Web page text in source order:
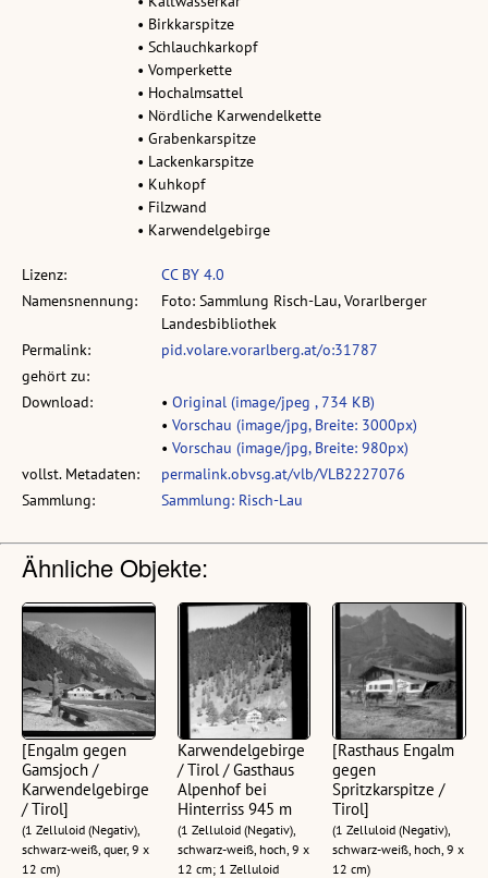
• Birkkarspitze
• Schlauchkarkopf
• Vomperkette
• Hochalmsattel
• Nördliche Karwendelkette
• Grabenkarspitze
• Lackenkarspitze
• Kuhkopf
• Filzwand
• Karwendelgebirge
Lizenz:
CC BY 4.0
Namensnennung:
Foto: Sammlung Risch-Lau, Vorarlberger
Landesbibliothek
Permalink:
pid.volare.vorarlberg.at/o:31787
gehört zu:
Download:
• Original (image/jpeg , 734 KB)
• Vorschau (image/jpg, Breite: 3000px)
• Vorschau (image/jpg, Breite: 980px)
vollst. Metadaten:
permalink.obvsg.at/vlb/VLB2227076
Sammlung:
Sammlung: Risch-Lau
Ähnliche Objekte:
[Engalm gegen
Gamsjoch /
Karwendelgebirge
/ Tirol]
(1 Zelluloid (Negativ),
schwarz-weiß, quer, 9 x
12 cm)
Karwendelgebirge
/ Tirol / Gasthaus
Alpenhof bei
Hinterriss 945 m
(1 Zelluloid (Negativ),
schwarz-weiß, hoch, 9 x
12 cm; 1 Zelluloid
[Rasthaus Engalm
gegen
Spritzkarspitze /
Tirol]
(1 Zelluloid (Negativ),
schwarz-weiß, hoch, 9 x
12 cm)